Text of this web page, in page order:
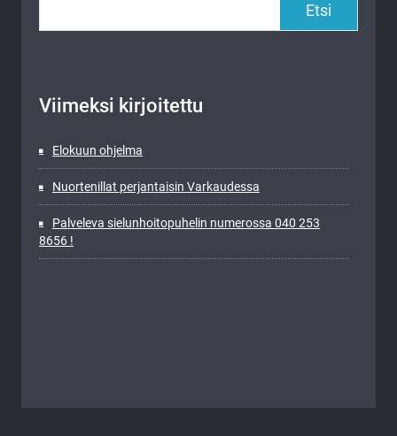
Etsi
Viimeksi kirjoitettu
Elokuun ohjelma
Nuortenillat perjantaisin Varkaudessa
Palveleva sielunhoitopuhelin numerossa 040 253
8656 !